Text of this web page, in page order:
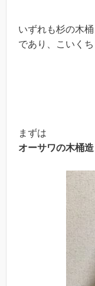
いずれも杉の木
であり、こいくち
まずは
オーサワの木桶